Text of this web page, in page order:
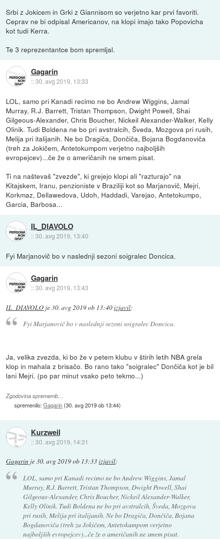
Srbi z Jokicem in Grki z Giannisom so verjetno kar prvi favoriti.
Ceprav ne bi odpisal Americanov, na klopi imajo tako Popovicha
kot tudi Kerra.
Te 3 reprezentantce bom spremljal.
Gagarin
::30. avg 2019, 13:33
LOL, samo pri Kanadi recimo ne bo Andrew Wiggins, Jamal
Murray, R.J. Barrett, Tristan Thompson, Dwight Powell, Shai
Gilgeous-Alexander, Chris Boucher, Nickeil Alexander-Walker, Kelly
Olinik. Tudi Boldena ne bo pri avstralcih, Šveda, Mozgova pri rusih,
Melija pri italijanih. Ne bo Dragiča, Dončiča, Bojana Bogdanoviča
(treh za Jokičem, Antetokumpom verjetno najboljših
evropejcev)...če že o američanih ne smem pisat.
Ti na naštevaš "zvezde", ki grejejo klopi ali "razturajo" na
Kitajskem, Iranu, penzioniste v Braziliji kot so Marjanovič, Mejri,
Korkmaz, Dellawedova, Udoh, Haddadi, Varejao, Antetokumpo,
Garcia, Barbosa...
IL_DIAVOLO
::30. avg 2019, 13:40
Fyi Marjanovič bo v naslednji sezoni soigralec Doncica.
Gagarin
::30. avg 2019, 13:43
IL_DIAVOLO je30. avg 2019 ob 13:40izjavil:
Fyi Marjanovič bo v naslednji sezoni soigralec Doncica.
Ja, velika zvezda, ki bo že v petem klubu v štirih letih NBA grela
klop in mahala z brisačo. Bo rano tako "soigralec" Dončiča kot je bil
lani Mejri. (po par minut vsako peto tekmo...)
Zgodovina sprememb…
spremenilo:Gagarin(30. avg 2019 ob 13:44)
Kurzweil
::30. avg 2019, 14:31
Gagarin je30. avg 2019 ob 13:33izjavil:
LOL, samo pri Kanadi recimo ne bo Andrew Wiggins, Jamal
Murray, R.J. Barrett, Tristan Thompson, Dwight Powell, Shai
Gilgeous-Alexander, Chris Boucher, Nickeil Alexander-Walker,
Kelly Olinik. Tudi Boldena ne bo pri avstralcih, Šveda, Mozgova
pri rusih, Melija pri italijanih. Ne bo Dragiča, Dončiča, Bojana
Bogdanoviča (treh za Jokičem, Antetokumpom verjetno
najboljših evropejcev)...če že o američanih ne smem pisat.